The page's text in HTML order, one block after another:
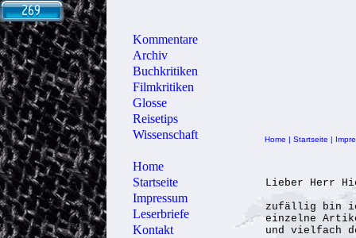
Kommentare
Archiv
Buchkritiken
Filmkritiken
Glosse
Reisetips
Wissenschaft
Home
Startseite
Impressum
Leserbriefe
Kontakt
Home | Startseite |
Lieber Herr
zufällig bin
einzelne
und vielfach